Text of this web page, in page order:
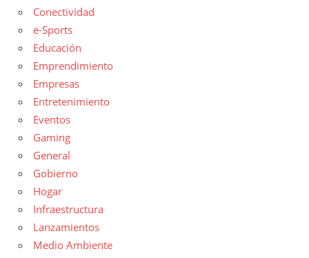
Conectividad
e-Sports
Educación
Emprendimiento
Empresas
Entretenimiento
Eventos
Gaming
General
Gobierno
Hogar
Infraestructura
Lanzamientos
Medio Ambiente